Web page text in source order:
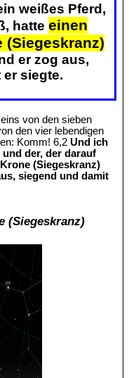
weißes Pferd,
hatte einen
(Siegeskranz)
er zog aus,
siegte.
von den sieben
den vier lebendigen
Komm! 6,2Und ich
der, der darauf
(Siegeskranz)
siegend und damit
(Siegeskranz)